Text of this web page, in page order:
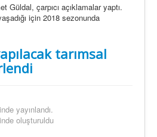
Güldal, çarpıcı açıklamalar yaptı.
için 2018 sezonunda
tarımsal
yayınlandı.
oluşturuldu